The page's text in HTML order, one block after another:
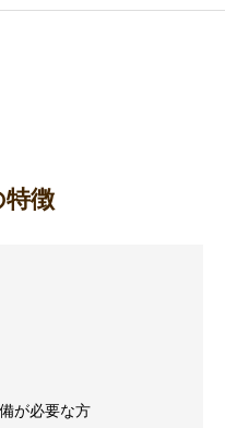
徴
が必要な方